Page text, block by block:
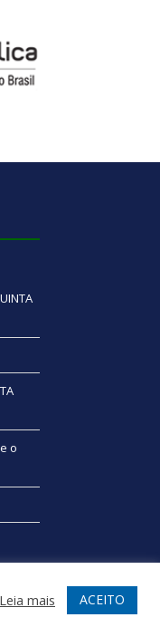
o
Leia mais ACEITO